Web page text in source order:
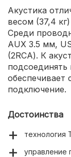
Акустика
весом (37,4
Среди
AUX 3.5 мм,
(2RCA). К
подсоединять
обеспечивает
подключение.
Достоинства
технология
управление